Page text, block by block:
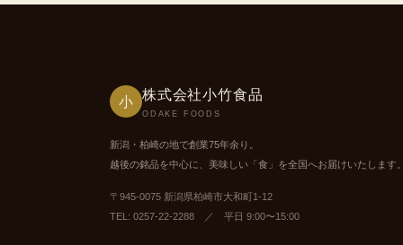
小 株式会社小竹食品
ODAKE FOODS
新潟・柏崎の地で創業75年余り。
越後の銘品を中心に、美味しい「食」を全国へお届けいたします。
〒945-0075 新潟県柏崎市大和町1-12
TEL: 0257-22-2288 ／ 平日 9:00〜15:00